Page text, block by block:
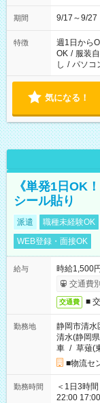
務もあります。 【休憩】60分+他休憩あり
安全面に配
期間 9/17～9/
特徴 週1日から
OK / 服装
し / パソコ
気になる！
《単発1日OK
シール貼り
派遣 職種未経験OK
WEB登録・面接OK
給与
時給1,500
交通費
交通費 ■
勤務地
静岡市清水
清水(静岡
車 / 草薙(
■物流セ
勤務時間
＜1日3時間～OK！＞ ▼ 例え
22:00 17:00～22:00 など こ